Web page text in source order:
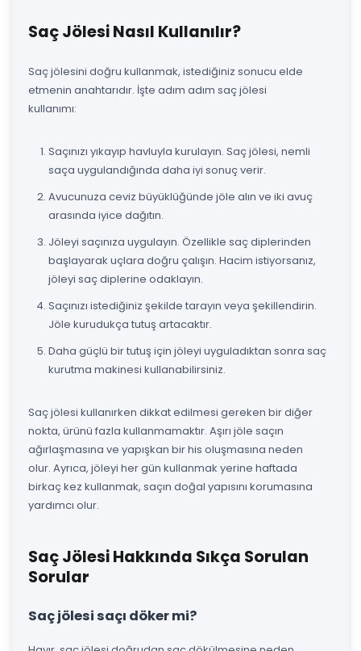
Saç Jölesi Nasıl Kullanılır?
Saç jölesini doğru kullanmak, istediğiniz sonucu elde
etmenin anahtarıdır. İşte adım adım saç jölesi
kullanımı:
Saçınızı yıkayıp havluyla kurulayın. Saç jölesi, nemli
saça uygulandığında daha iyi sonuç verir.
Avucunuza ceviz büyüklüğünde jöle alın ve iki avuç
arasında iyice dağıtın.
Jöleyi saçınıza uygulayın. Özellikle saç diplerinden
başlayarak uçlara doğru çalışın. Hacim istiyorsanız,
jöleyi saç diplerine odaklayın.
Saçınızı istediğiniz şekilde tarayın veya şekillendirin.
Jöle kurudukça tutuş artacaktır.
Daha güçlü bir tutuş için jöleyi uyguladıktan sonra saç
kurutma makinesi kullanabilirsiniz.
Saç jölesi kullanırken dikkat edilmesi gereken bir diğer
nokta, ürünü fazla kullanmamaktır. Aşırı jöle saçın
ağırlaşmasına ve yapışkan bir his oluşmasına neden
olur. Ayrıca, jöleyi her gün kullanmak yerine haftada
birkaç kez kullanmak, saçın doğal yapısını korumasına
yardımcı olur.
Saç Jölesi Hakkında Sıkça Sorulan
Sorular
Saç jölesi saçı döker mi?